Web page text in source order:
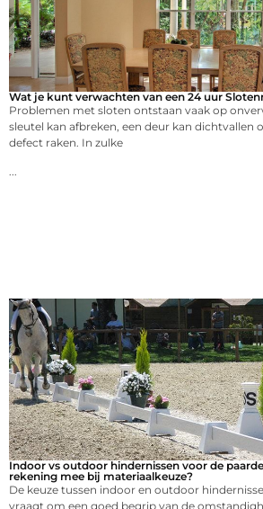
Wat je kunt verwachten van een 24 uur
Problemen met sloten ontstaan vaak op
sleutel kan afbreken, een deur kan dichtvallen
defect raken. In zulke
...
Indoor vs outdoor hindernissen voor de
rekening mee bij materiaalkeuze?
De keuze tussen indoor en outdoor
vraagt om een goed begrip van de